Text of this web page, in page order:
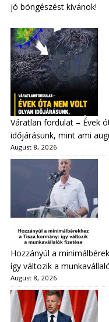
jó böngészést kívánok!
Váratlan fordulat – Évek
időjárásunk, mint ami
August 8, 2026
Hozzányúl a
így változik a
August 8, 2026